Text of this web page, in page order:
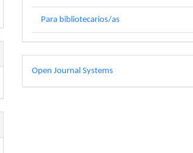
Para bibliotecarios/as
Desarrollado
por
Open Journal Systems